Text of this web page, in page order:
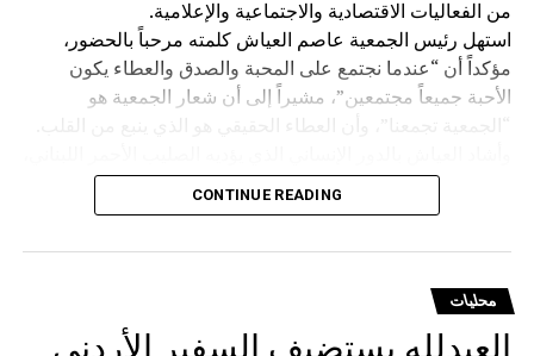
من الفعاليات الاقتصادية والاجتماعية والإعلامية.
استهل رئيس الجمعية عاصم العياش كلمته مرحباً بالحضور،
مؤكداً أن “عندما نجتمع على المحبة والصدق والعطاء يكون
الأحبة جميعاً مجتمعين”، مشيراً إلى أن شعار الجمعية هو
قائلاً إن متطوعيه “يضحون بحياتهم من أجل إنقاذ حياة الآخرين”،
متمنياً للمؤسسة وجميع العاملين فيها دوام الحفظ والتوفيق.
وتوجّه بالشكر إلى الشاعر مازن غنام الذي لبّى الدعوة
للمشاركة في الأمسية دعماً للصليب الأحمر اللبناني، وإلى إدارة
CONTINUE READING
محليات
العبدلله يستضيف السفير الأردني